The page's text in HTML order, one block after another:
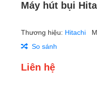
Máy hút bụi
Thương hiệu: Hitachi
So sánh
Liên hệ